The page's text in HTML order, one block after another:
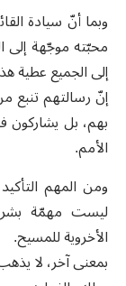
وبما أنّ سيادة
محبّته موجّهة إلى
إلى الجميع عطية
إنّ رسالتهم تنبع
بهم، بل يشاركون
الأمم.
ومن المهم
ليست مهمّة
الأخروية للمسيح.
بمعنى آخر، لا